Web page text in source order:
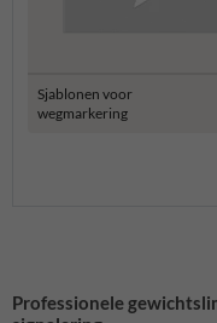
Sjablonen voor
wegmarkering
Professionele